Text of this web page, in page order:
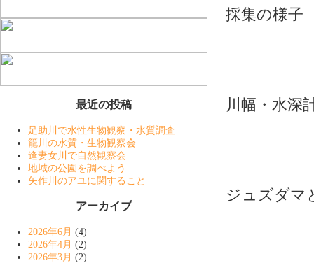
最近の投稿
足助川で水性生物観察・水質調査
籠川の水質・生物観察会
逢妻女川で自然観察会
地域の公園を調べよう
矢作川のアユに関すること
アーカイブ
2026年6月 (4)
2026年4月 (2)
2026年3月 (2)
採集の様子
川幅・水深
ジュズダマ